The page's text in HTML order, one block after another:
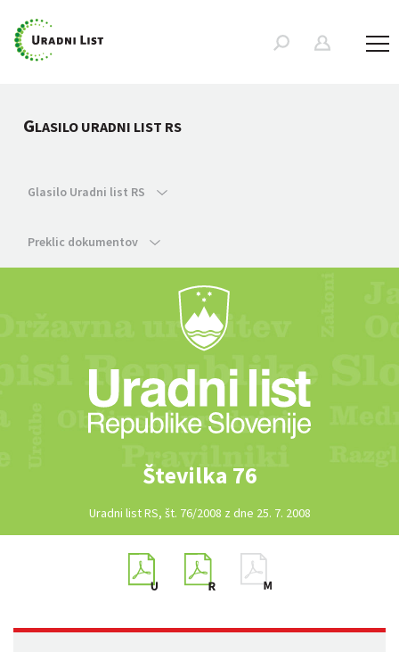
GLASILO URADNI LIST RS
Glasilo Uradni list RS
Preklic dokumentov
Številka 76
Uradni list RS, št. 76/2008 z dne 25. 7. 2008